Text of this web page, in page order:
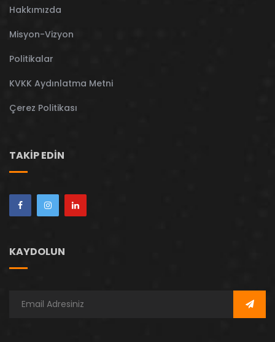
Hakkımızda
Misyon-Vizyon
Politikalar
KVKK Aydınlatma Metni
Çerez Politikası
TAKIP EDIN
KAYDOLUN